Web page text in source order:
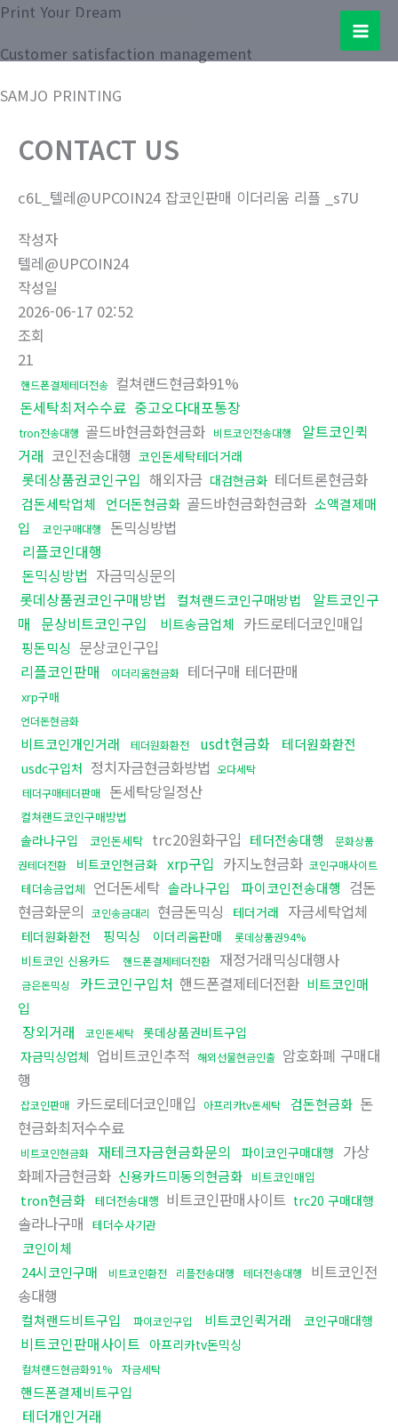
콘
츠
건
Samjo Printing Co. LTD.
Main
Print Your Dream
Customer satisfaction management
SAMJO PRINTING
CONTACT US
c6L_텔레@UPCOIN24 잡코인판매 이더리움 리플 _s7U
작성자
텔레@UPCOIN24
작성일
2026-06-17 02:52
조회
21
핸드폰결제테더전송 컬쳐랜드현금화91%
돈세탁최저수수료 중고오다대포통장
tron전송대행 골드바현금화현금화 비트코인전송대행
알트코인퀵
거래 코인전송대행 코인돈세탁테더거래
롯데상품권코인구입 해외자금 대검현금화 테더트론현금화
검돈세탁업체 언더돈현금화 골드바현금화현금화 소액결제매
입
코인구매대행
돈믹싱방법
리플코인대행
돈믹싱방법 자금믹싱문의
롯데상품권코인구매방법
컬쳐랜드코인구매방법
알트코인구
매 문상비트코인구입 비트송금업체 카드로테더코인매입
핑돈믹싱 문상코인구입
리플코인판매
이더리움현금화 테더구매 테더판매
xrp구매
언더돈현금화
비트코인개인거래 테더원화환전 usdt현금화 테더원화환전
usdc구입처 정치자금현금화방법 오다세탁
테더구매테더판매
돈세탁당일정산
컬쳐랜드코인구매방법
솔라나구입 코인돈세탁 trc20원화구입 테더전송대행
문화상품
권테더전환
비트코인현금화 xrp구입 카지노현금화 코인구매사이트
테더송금업체 언더돈세탁 솔라나구입 파이코인전송대행 검돈
현금화문의 코인송금대리 현금돈믹싱 테더거래 자금세탁업체
테더원화환전 핑믹싱 이더리움판매 롯데상품권94%
비트코인 신용카드 핸드폰결제테더전환 재정거래믹싱대행사
금은돈믹싱 카드코인구입처 핸드폰결제테더전환 비트코인매
입
장외거래 코인돈세탁 롯데상품권비트구입
자금믹싱업체 업비트코인추적 해외선물현금인출 암호화폐 구매대
행
잡코인판매 카드로테더코인매입 아프리카tv돈세탁 검돈현금화 돈
현금화최저수수료
비트코인현금화 재테크자금현금화문의 파이코인구매대행 가상
화폐자금현금화 신용카드미동의현금화 비트코인매입
tron현금화 테더전송대행 비트코인판매사이트 trc20 구매대행
솔라나구매 테더수사기관
코인이체
24시코인구매
비트코인환전 리플전송대행 테더전송대행
비트코인전
송대행
컬쳐랜드비트구입 파이코인구입 비트코인퀵거래 코인구매대행
비트코인판매사이트 아프리카tv돈믹싱
컬쳐랜드현금화91% 자금세탁
핸드폰결제비트구입
테더개인거래